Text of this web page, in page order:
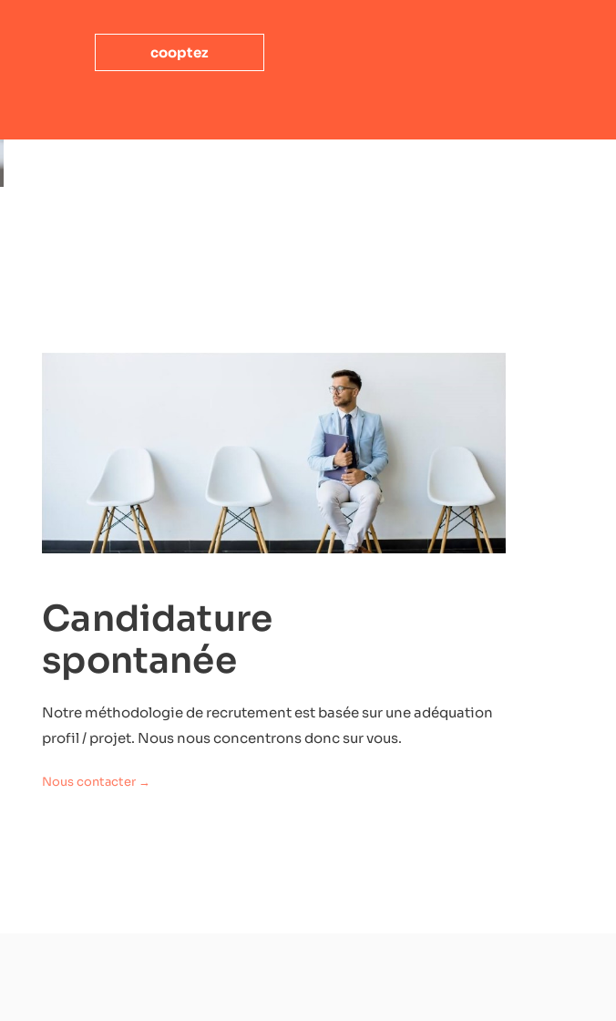
cooptez
Candidature
spontanée
Notre méthodologie de recrutement est basée sur une adéquation
profil / projet. Nous nous concentrons donc sur vous.
Nous contacter →